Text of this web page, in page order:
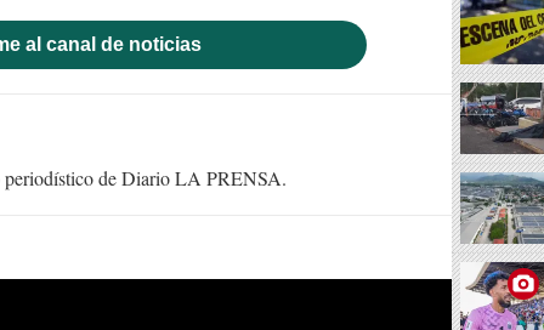
al canal de noticias
de Diario LA PRENSA.